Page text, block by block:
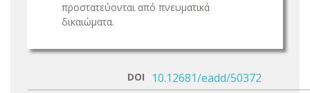
προστατεύονται από πνευματικά
δικαιώματα.
DOI 10.12681/eadd/50372